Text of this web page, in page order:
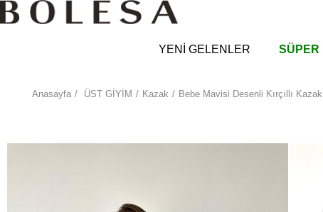
YENİ GELENLER SÜPER
Anasayfa ÜST GİYİM Kazak Bebe Mavisi Desenli Kırçıllı Kazak